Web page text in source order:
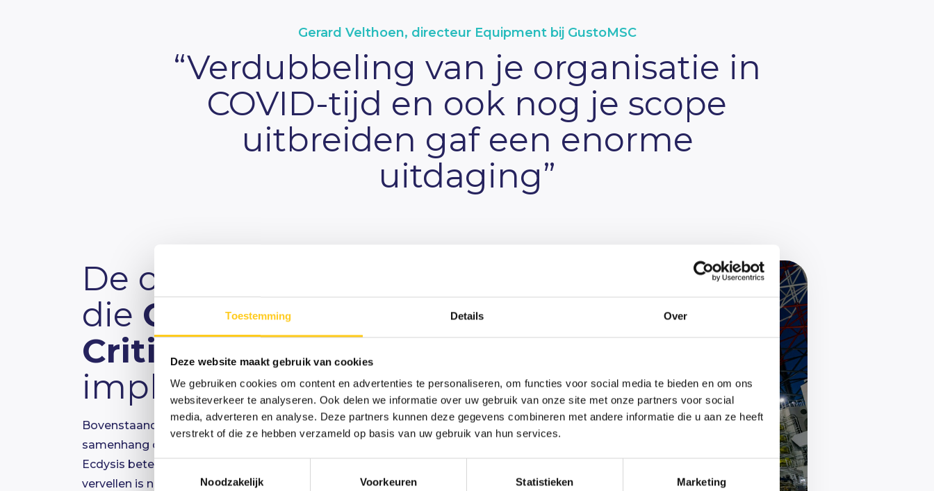
Toestemming Details Over
Deze website maakt gebruik van cookies
We gebruiken cookies om content en advertenties te personaliseren, om functies voor social media te bieden en om ons
websiteverkeer te analyseren. Ook delen we informatie over uw gebruik van onze site met onze partners voor social
media, adverteren en analyse. Deze partners kunnen deze gegevens combineren met andere informatie die u aan ze heeft
verstrekt of die ze hebben verzameld op basis van uw gebruik van hun services.
Toestemmingsselectie
Noodzakelijk
Voorkeuren Statistieken Marketing
Gerard Velthoen, directeur Equipment bij GustoMSC
“Verdubbeling van je organisatie in
COVID-tijd en ook nog je scope
uitbreiden gaf een enorme
uitdaging”
De oplossingen
die GustoMSC
Critical Minds
implementeerden
Bovenstaande uitdagingen zijn integraal en in
samenhang opgepakt in het programma “Ecdysis”.
Ecdysis betekent letterlijk “het uit je vel groeien”. Het
vervellen is nodig om groter te worden. Het moment